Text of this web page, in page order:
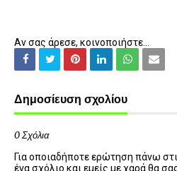
Αν σας άρεσε, κοινοποιήστε...
Δημοσίευση σχολίου
0 Σχόλια
Για οποιαδήποτε ερώτηση πάνω
ένα σχόλιο και εμείς με χαρά θα